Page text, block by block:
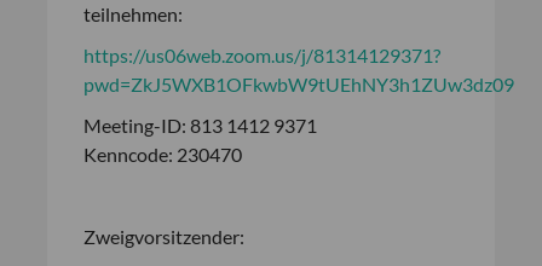
teilnehmen:
https://us06web.zoom.us/j/81314129371?
pwd=ZkJ5WXB1OFkwbW9tUEhNY3h1ZUw3dz09
Meeting-ID: 813 1412 9371
Kenncode: 230470
Zweigvorsitzender: